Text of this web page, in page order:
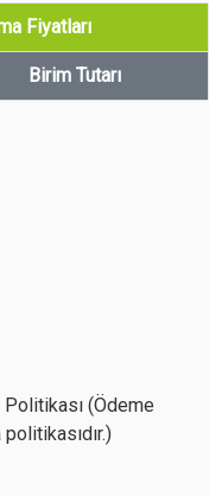
Fiyatları
Birim Tutarı
(Ödeme